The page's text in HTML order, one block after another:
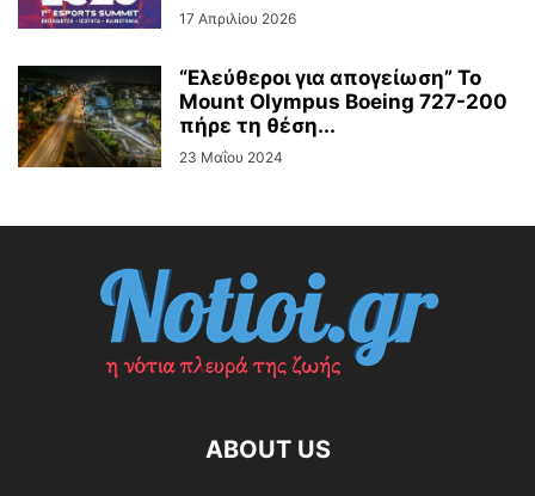
17 Απριλίου 2026
“Ελεύθεροι για απογείωση” Το
Mount Olympus Boeing 727-200
πήρε τη θέση...
23 Μαΐου 2024
ABOUT US